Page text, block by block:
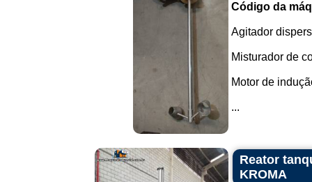
Código da
Agitador
Misturador de
Motor de
...
Reator
KROMA